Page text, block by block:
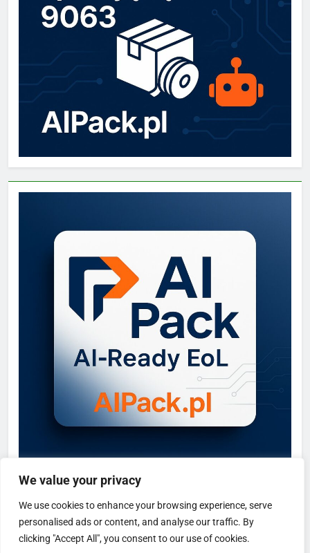
We value your privacy
We use cookies to enhance your browsing experience, serve
personalised ads or content, and analyse our traffic. By
clicking "Accept All", you consent to our use of cookies.